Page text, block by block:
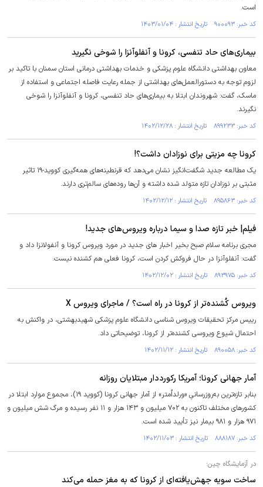
است.
کد خبر: ۹۰۰۰۹۳ تاریخ انتشار : ۱۴۰۳/۰۱/۰۴
بیماری‌های حاد تنفسی، کرونا و آنفلوآنزا را شوخی نگیرید
معاون بهداشتی دانشگاه علوم پزشکی و خدمات بهداشتی درمانی استان سمنان با تاکید بر
لزوم توجه به دستورالعمل‌های بهداشتی از جمله رعایت فاصله اجتماعی و استفاده از
ماسک، گفت: شهروندان ابتلا به بیماری‌های حاد تنفسی، کرونا و آنفلوآنزا را شوخی
نگیرند.
کد خبر: ۸۹۹۲۳۳ تاریخ انتشار : ۱۴۰۲/۱۲/۲۸
کرونا چه مزیتی برای نوزادان داشت؟!
یک مطالعه جدید شگفت‌انگیز نشان می‌دهد که قرنطینه‌های همه‌گیری کووید-۱۹ تاثیر
مثبتی بر نوزادان تازه متولد شده داشته و آن‌ها روده‌های سالم‌تری دارند.
کد خبر: ۸۹۵۸۶۳ تاریخ انتشار : ۱۴۰۲/۱۲/۱۲
فیلم| خبر تازه صدا و سیما درباره ویروس‌های جدید!
مجری برنامه سلام صبح بخیر اخبار های جدید در مورد ویروس کرونا و آنفولانزا داد و
گفت: آنفلوآنزا در حال فروکش کردن است، کرونا فعلی هم کشنده نیست.
کد خبر: ۸۹۳۹۷۵ تاریخ انتشار : ۱۴۰۲/۱۲/۰۲
ویروس کُشنده‌تر از کرونا در راه است؟ / ماجرای ویروس X
رییس مرکز تحقیقات ویروس شناسی دانشگاه علوم پزشکی شهیدبهشتی، در واکنش به
احتمال شیوع ویروسی کشنده‌تر از کرونا، توضیحاتی داد.
کد خبر: ۸۹۰۰۵۸ تاریخ انتشار : ۱۴۰۲/۱۱/۱۲
آمار جهانی کرونا؛ آمریکا رکورددار مبتلایان روزانه
بنابر تازه‌ترین به‌روزرسانیِ «ورلداُمتر» از آمار جهانی کرونا (کووید ۱۹)، مجموع موارد ابتلا در
کشور‌های مختلف تاکنون به ۷۰۲ میلیون و ۱۴۳ هزار و ۱۱ نفر رسیده و مرگ شش میلیون و
۹۷۱ هزار و ۹۸۱ بیمار نیز تأیید شده است.
کد خبر: ۸۸۸۱۸۷ تاریخ انتشار : ۱۴۰۲/۱۱/۰۳
در آزمایشگاه چین؛
ساخت سویه جهش‌یافته‌ای از کرونا که به مغز حمله می‌کند